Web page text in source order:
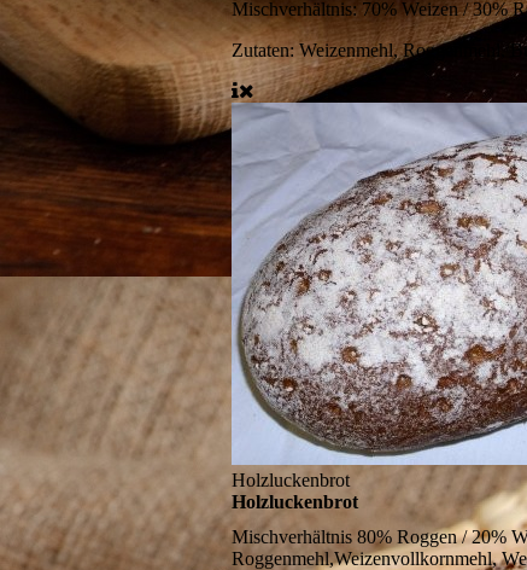
Mischverhältnis: 70% Weizen / 30%
Zutaten: Weizenmehl, Roggenmehl,
Holzluckenbrot
Holzluckenbrot
Mischverhältnis 80% Roggen / 20%
Roggenmehl,Weizenvollkornmehl,